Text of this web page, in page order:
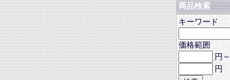
商品検索
キーワード
価格範囲
円～
円